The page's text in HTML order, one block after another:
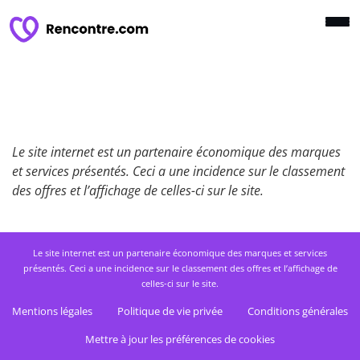
Le site internet est un partenaire économique des marques
et services présentés. Ceci a une incidence sur le classement
des offres et l’affichage de celles-ci sur le site.
Le site internet est un partenaire économique des marques et services
présentés. Ceci a une incidence sur le classement des offres et l’affichage de
celles-ci sur le site.
Mentions légales Politique de vie privée
Conditions générales
Mettre à jour les préférences de cookies